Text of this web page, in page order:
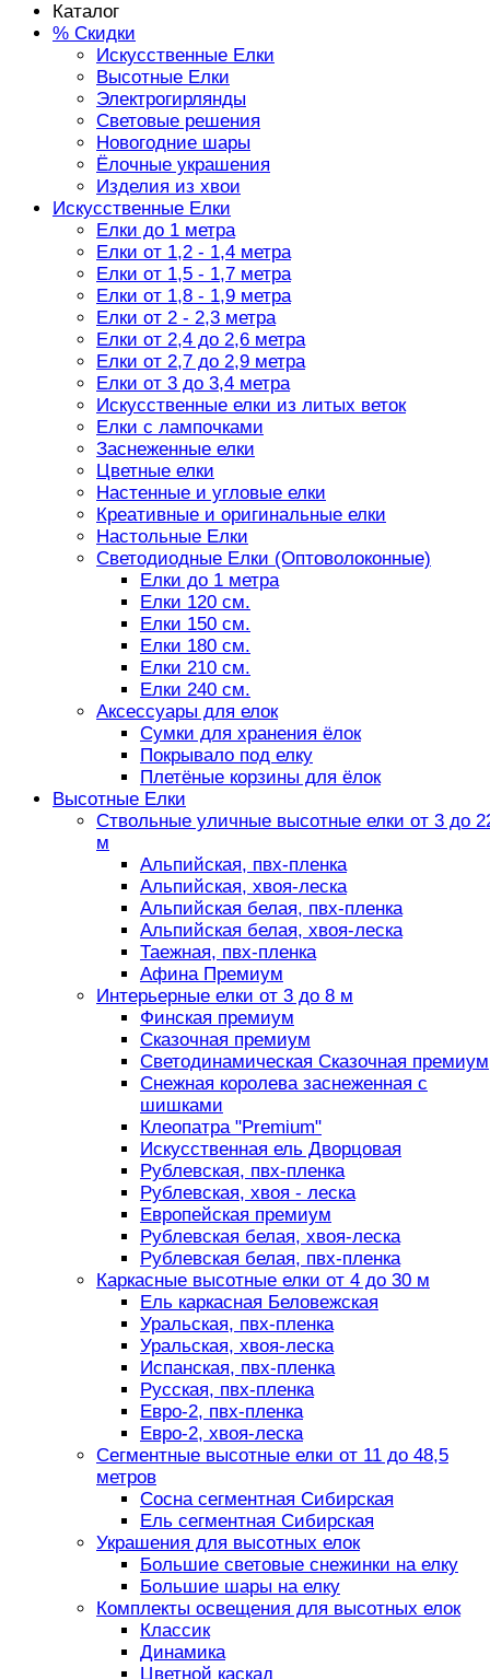
Каталог
% Скидки
Искусственные Елки
Высотные Елки
Электрогирлянды
Световые решения
Новогодние шары
Ёлочные украшения
Изделия из хвои
Искусственные Елки
Елки до 1 метра
Елки от 1,2 - 1,4 метра
Елки от 1,5 - 1,7 метра
Елки от 1,8 - 1,9 метра
Елки от 2 - 2,3 метра
Елки от 2,4 до 2,6 метра
Елки от 2,7 до 2,9 метра
Елки от 3 до 3,4 метра
Искусственные елки из литых веток
Елки с лампочками
Заснеженные елки
Цветные елки
Настенные и угловые елки
Креативные и оригинальные елки
Настольные Елки
Светодиодные Елки (Оптоволоконные)
Елки до 1 метра
Елки 120 см.
Елки 150 см.
Елки 180 см.
Елки 210 см.
Елки 240 см.
Аксессуары для елок
Сумки для хранения ёлок
Покрывало под елку
Плетёные корзины для ёлок
Высотные Елки
Ствольные уличные высотные елки от 3 до
м
Альпийская, пвх-пленка
Альпийская, хвоя-леска
Альпийская белая, пвх-пленка
Альпийская белая, хвоя-леска
Таежная, пвх-пленка
Афина Премиум
Интерьерные елки от 3 до 8 м
Финская премиум
Сказочная премиум
Светодинамическая Сказочная премиум
Снежная королева заснеженная с
шишками
Клеопатра "Premium"
Искусственная ель Дворцовая
Рублевская, пвх-пленка
Рублевская, хвоя - леска
Европейская премиум
Рублевская белая, хвоя-леска
Рублевская белая, пвх-пленка
Каркасные высотные елки от 4 до 30 м
Ель каркасная Беловежская
Уральская, пвх-пленка
Уральская, хвоя-леска
Испанская, пвх-пленка
Русская, пвх-пленка
Евро-2, пвх-пленка
Евро-2, хвоя-леска
Сегментные высотные елки от 11 до 48,5
метров
Сосна сегментная Сибирская
Ель сегментная Сибирская
Украшения для высотных елок
Большие световые снежинки на елку
Большие шары на елку
Комплекты освещения для высотных елок
Классик
Динамика
Цветной каскад